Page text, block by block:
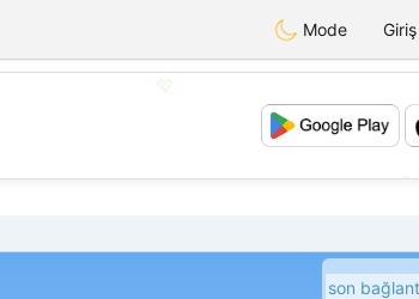
Mode Giriş
💕
son